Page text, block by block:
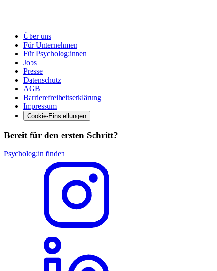
Über uns
Für Unternehmen
Für Psycholog:innen
Jobs
Presse
Datenschutz
AGB
Barrierefreiheitserklärung
Impressum
Cookie-Einstellungen
Bereit für den ersten Schritt?
Psycholog:in finden